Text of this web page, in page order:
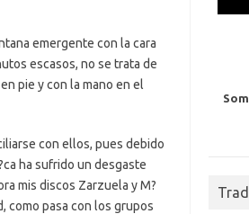
emergente con la cara
escasos, no se trata de
pie y con la mano en el
con ellos, pues debido
ha sufrido un desgaste
discos Zarzuela y M?
como pasa con los grupos